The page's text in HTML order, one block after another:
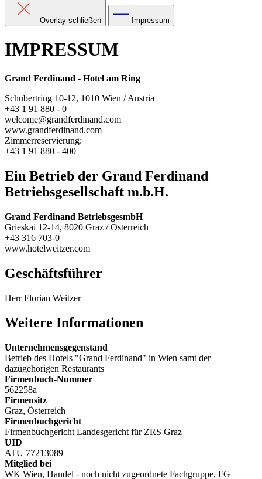
Overlay schließen Impressum
IMPRESSUM
Grand Ferdinand - Hotel am Ring
Schubertring 10-12, 1010 Wien / Austria
+43 1 91 880 - 0
welcome@grandferdinand.com
www.grandferdinand.com
Zimmerreservierung:
+43 1 91 880 - 400
Ein Betrieb der Grand Ferdinand
Betriebsgesellschaft m.b.H.
Grand Ferdinand BetriebsgesmbH
Grieskai 12-14, 8020 Graz / Österreich
+43 316 703-0
www.hotelweitzer.com
Geschäftsführer
Herr Florian Weitzer
Weitere Informationen
Unternehmensgegenstand
Betrieb des Hotels "Grand Ferdinand" in Wien samt der
dazugehörigen Restaurants
Firmenbuch-Nummer
562258a
Firmensitz
Graz, Österreich
Firmenbuchgericht
Firmenbuchgericht Landesgericht für ZRS Graz
UID
ATU 77213089
Mitglied bei
WK Wien, Handel - noch nicht zugeordnete Fachgruppe, FG